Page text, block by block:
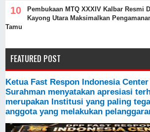
Pembukaan MTQ XXXIV Kalbar Resmi
Kayong Utara Maksimalkan
Tamu
FEATURED POST
Ketua Fast Respon Indonesia
Surahman menyatakan apresiasi
merupakan Institusi yang paling
anggota yang melakukan